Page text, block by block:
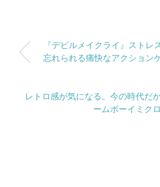
『デビルメイクライ』ストレ
忘れられる痛快なアクション
レトロ感が気になる。今の時代だ
ームボーイミク